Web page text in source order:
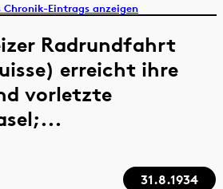
Chronik-Eintrags anzeigen
Radrundfahrt
erreicht ihre
vorletzte
31.8.1934